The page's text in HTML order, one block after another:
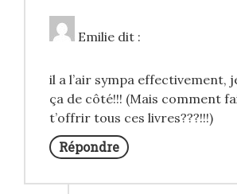
Emilie dit :
il a l’air sympa effectivement,
ça de côté!!! (Mais comment
t’offrir tous ces livres???!!!)
Répondre